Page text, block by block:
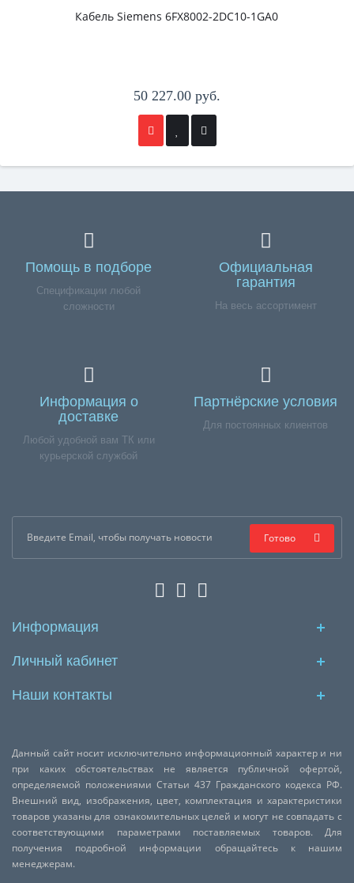
Кабель Siemens 6FX8002-2DC10-1GA0
50 227.00 руб.
Помощь в подборе
Спецификации любой
сложности
Официальная
гарантия
На весь ассортимент
Информация о
доставке
Любой удобной вам ТК или
курьерской службой
Партнёрские условия
Для постоянных клиентов
Готово
Информация
Личный кабинет
Наши контакты
Данный сайт носит исключительно информационный характер и ни
при каких обстоятельствах не является публичной офертой,
определяемой положениями Статьи 437 Гражданского кодекса РФ.
Внешний вид, изображения, цвет, комплектация и характеристики
товаров указаны для ознакомительных целей и могут не совпадать с
соответствующими параметрами поставляемых товаров. Для
получения подробной информации обращайтесь к нашим
менеджерам.